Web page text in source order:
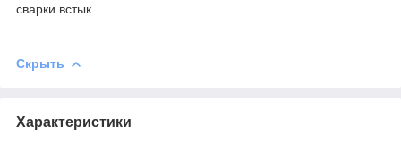
сварки встык.
Скрыть
Характеристики